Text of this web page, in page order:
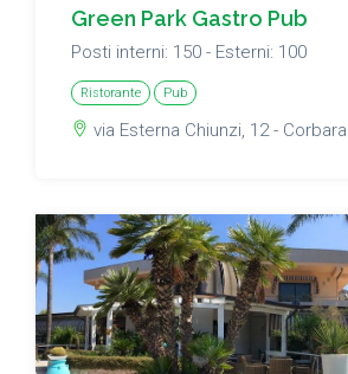
Green Park Gastro Pub
Posti interni: 150 - Esterni: 100
Ristorante Pub
via Esterna Chiunzi, 12 -